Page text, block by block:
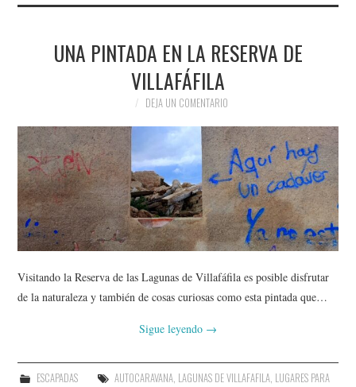
UNA PINTADA EN LA RESERVA DE
VILLAFÁFILA
DEJA UN COMENTARIO
Visitando la Reserva de las Lagunas de Villafáfila es posible disfrutar
de la naturaleza y también de cosas curiosas como esta pintada que…
Sigue leyendo →
ESCAPADAS AUTOCARAVANA, LAGUNAS DE VILLAFAFILA, LUGARES PARA